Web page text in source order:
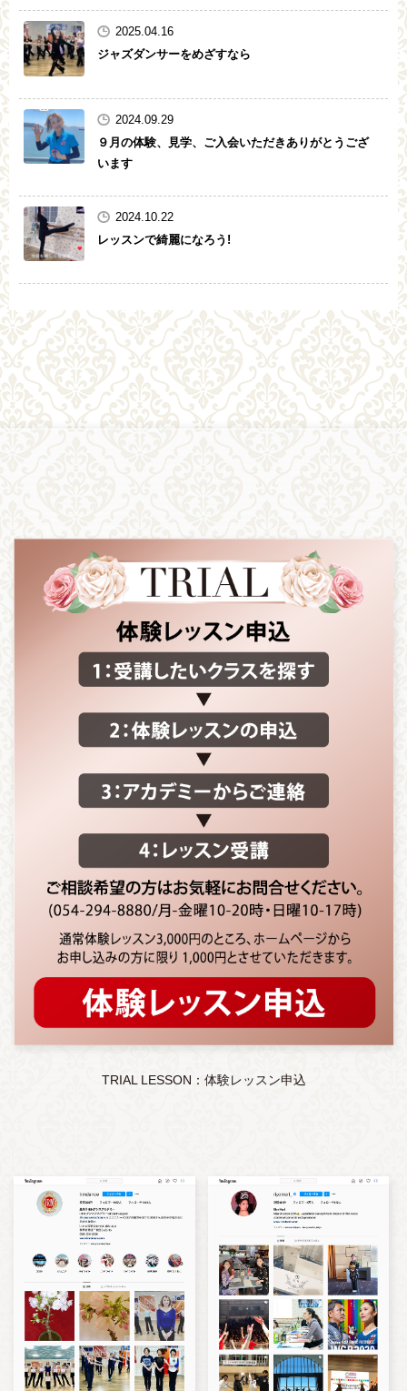
2025.04.16
ジャズダンサーをめざすなら
2024.09.29
９月の体験、見学、ご入会いただきありがとうござ
います
2024.10.22
レッスンで綺麗になろう!
TRIAL LESSON：体験レッスン申込